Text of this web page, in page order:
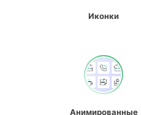
Иконки
Анимированные